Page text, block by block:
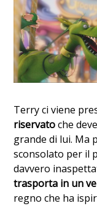
Terry ci viene
riservatoche
grande di lui. Ma
sconsolato per il
davvero
trasporta in un
regno che ha